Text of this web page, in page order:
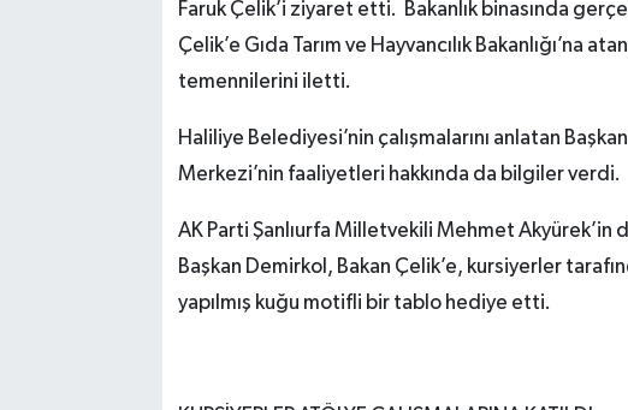
Faruk Çelik’i ziyaret etti. Bakanlık binasında
Çelik’e Gıda Tarım ve Hayvancılık Bakanlığı’na
temennilerini iletti.
Haliliye Belediyesi’nin çalışmalarını anlatan
Merkezi’nin faaliyetleri hakkında da bilgiler verdi.
AK Parti Şanlıurfa Milletvekili Mehmet Akyürek’in
Başkan Demirkol, Bakan Çelik’e, kursiyerler
yapılmış kuğu motifli bir tablo hediye etti.